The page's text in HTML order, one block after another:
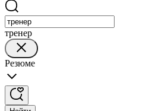
тренер
Резюме